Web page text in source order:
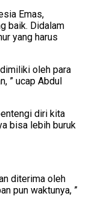
Emas,
baik. Didalam
yang harus
oleh para
” ucap Abdul
diri kita
bisa lebih buruk
diterima oleh
pun waktunya, ”